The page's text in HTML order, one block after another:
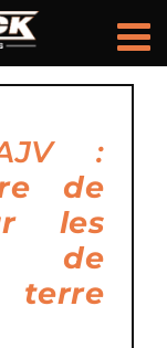
AJV :
de
les
de